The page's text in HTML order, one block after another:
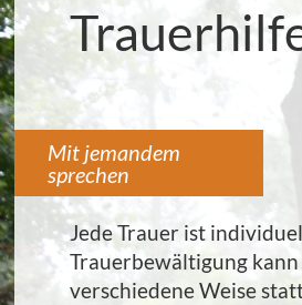
Mit jemandem
sprechen
Jede Trauer ist
Trauerbewältigung
verschiedene Weise